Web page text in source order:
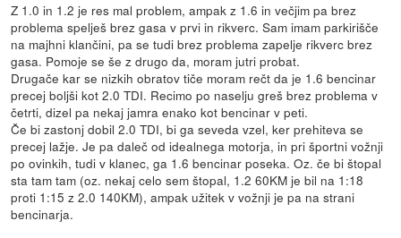
Z 1.0 in 1.2 je res mal problem, ampak z 1.6 in večjim pa brez
problema spelješ brez gasa v prvi in rikverc. Sam imam parkirišče
na majhni klančini, pa se tudi brez problema zapelje rikverc brez
gasa. Pomoje se še z drugo da, moram jutri probat.
Drugače kar se nizkih obratov tiče moram rečt da je 1.6 bencinar
precej boljši kot 2.0 TDI. Recimo po naselju greš brez problema v
četrti, dizel pa nekaj jamra enako kot bencinar v peti.
Če bi zastonj dobil 2.0 TDI, bi ga seveda vzel, ker prehiteva se
precej lažje. Je pa daleč od idealnega motorja, in pri športni vožnji
po ovinkih, tudi v klanec, ga 1.6 bencinar poseka. Oz. če bi štopal
sta tam tam (oz. nekaj celo sem štopal, 1.2 60KM je bil na 1:18
proti 1:15 z 2.0 140KM), ampak užitek v vožnji je pa na strani
bencinarja.